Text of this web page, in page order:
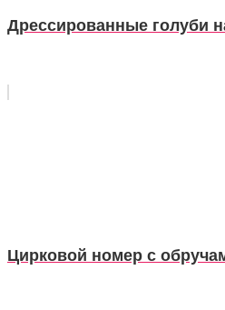
Дрессированные голуби
Цирковой номер с